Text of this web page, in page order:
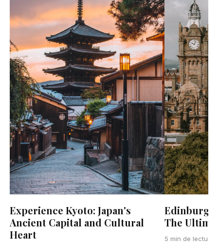
Experience Kyoto: Japan's
Ancient Capital and Cultural
Heart
Edinburgh
The
5 min de lecture